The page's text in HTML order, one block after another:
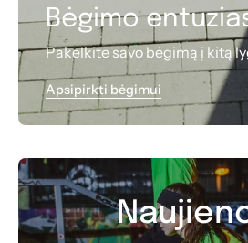
Bėgimo
Pakelkite savo bėgimą į kitą
Apsipirkti bėgimui